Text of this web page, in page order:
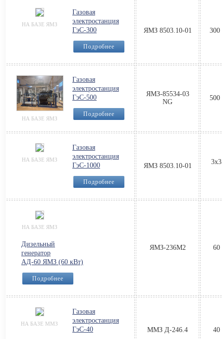
НА БАЗЕ ЯМЗ
Газовая
электростанция
ГэС-300
Подробнее
ЯМЗ 8503.10-01 300
НА БАЗЕ ЯМЗ
Газовая
электростанция
ГэС-500
Подробнее
ЯМЗ-85534-03
NG
500
НА БАЗЕ ЯМЗ
Газовая
электростанция
ГэС-1000
Подробнее
ЯМЗ 8503.10-01
НА БАЗЕ ЯМЗ
Дизельный
генератор
АД-60 ЯМЗ (60 кВт)
Подробнее
ЯМЗ-236М2 60
НА БАЗЕ ММЗ
Газовая
электростанция
ГэС-40
ММЗ Д-246.4 40